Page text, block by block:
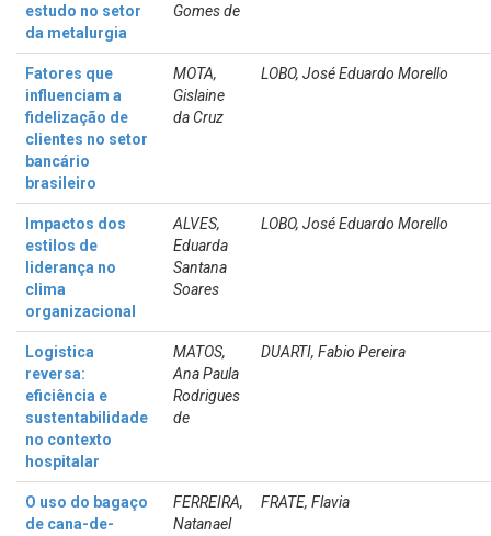
estudo no setor
da metalurgia
Gomes de
Fatores que
influenciam a
fidelização de
clientes no setor
bancário
brasileiro
MOTA,
Gislaine
da Cruz
LOBO, José Eduardo Morello
Impactos dos
estilos de
liderança no
clima
organizacional
ALVES,
Eduarda
Santana
Soares
LOBO, José Eduardo Morello
Logistica
reversa:
eficiência e
sustentabilidade
no contexto
hospitalar
MATOS,
Ana Paula
Rodrigues
de
DUARTI, Fabio Pereira
O uso do bagaço
de cana-de-
FERREIRA,
Natanael
FRATE, Flavia